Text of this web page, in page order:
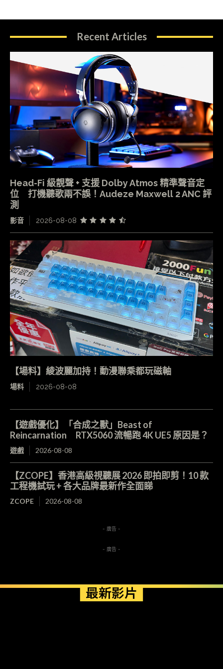
Recent Articles
Head-Fi 級靚聲 + 支援 Dolby Atmos 精準聲音定
位 打機聽歌兩不誤！Audeze Maxwell 2 ANC 評
測
影音 2026-08-08
【場料】綾波麗加持！動漫聯乘都玩磁軸
場料 2026-08-08
【遊戲優化】「合成之獸」Beast of
Reincarnation RTX5060 流暢跑 4K UE5 原因是？
遊戲 2026-08-08
【ZCOPE】香港高級視聽展 2026 即拍即剪！10 款
工程機試玩 + 各大品牌最新作全面睇
ZCOPE 2026-08-08
- 廣告 -
- 廣告 -
最新影片